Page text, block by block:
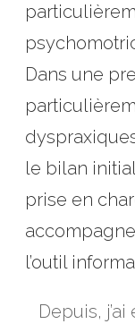
Dans une
le bilan
prise en
l’outil
Depuis,